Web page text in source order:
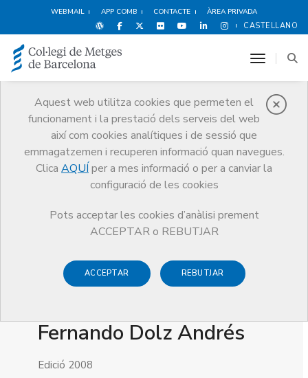
WEBMAIL APP COMB CONTACTE ÀREA PRIVADA
CASTELLANO
Aquest web utilitza cookies que permeten el
funcionament i la prestació dels serveis del web
així com cookies analítiques i de sessió que
emmagatzemen i recuperen informació quan navegues.
Clica AQUÍ per a mes informació o per a canviar la
configuració de les cookies
Pots acceptar les cookies d’anàlisi prement
ACCEPTAR o REBUTJAR
ACCEPTAR REBUTJAR
toggle
Premis
Premis Guardonat Edició 2008
Guardonat Edició 2008
Fernando Dolz Andrés
Edició 2008